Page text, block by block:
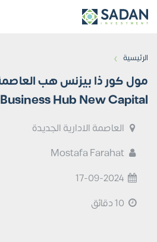
الرئيسية ›
Business Hub New Capital أسعار وتفاصيل
العاصمة الادارية الجديدة
Mostafa Farahat
17-09-2024